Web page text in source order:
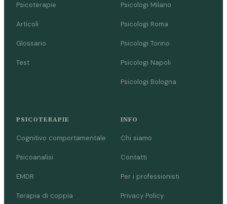
Psicoterapie
Articoli
Glossario
Test
Psicologi Milano
Psicologi Roma
Psicologi Torino
Psicologi Napoli
Psicologi Bologna
PSICOTERAPIE
Cognitivo comportamentale
Psicoanalisi
EMDR
Terapia di coppia
INFO
Chi siamo
Contatti
Per i professionisti
Privacy Policy